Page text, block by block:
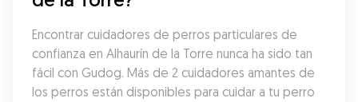
Encontrar cuidadores de perros particulares de
confianza en Alhaurín de la Torre nunca ha sido tan
fácil con Gudog. Más de 2 cuidadores amantes de
los perros están disponibles para cuidar a tu perro